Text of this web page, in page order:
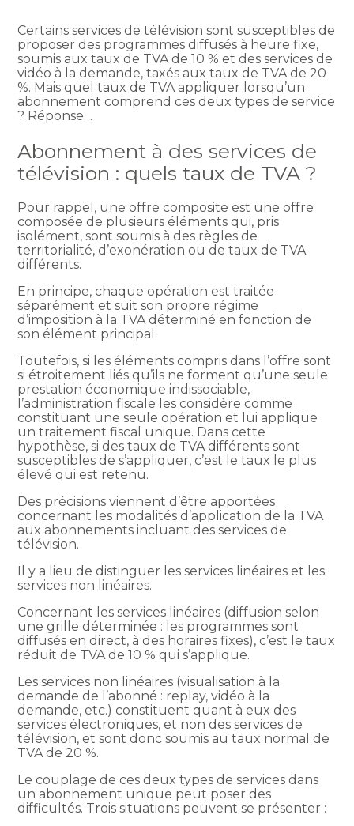
Certains services de télévision sont susceptibles de
proposer des programmes diffusés à heure fixe,
soumis aux taux de TVA de 10 % et des services de
vidéo à la demande, taxés aux taux de TVA de 20
%. Mais quel taux de TVA appliquer lorsqu’un
abonnement comprend ces deux types de service
? Réponse…
Abonnement à des services de
télévision : quels taux de TVA ?
Pour rappel, une offre composite est une offre
composée de plusieurs éléments qui, pris
isolément, sont soumis à des règles de
territorialité, d’exonération ou de taux de TVA
différents.
En principe, chaque opération est traitée
séparément et suit son propre régime
d’imposition à la TVA déterminé en fonction de
son élément principal.
Toutefois, si les éléments compris dans l’offre sont
si étroitement liés qu’ils ne forment qu’une seule
prestation économique indissociable,
l’administration fiscale les considère comme
constituant une seule opération et lui applique
un traitement fiscal unique. Dans cette
hypothèse, si des taux de TVA différents sont
susceptibles de s’appliquer, c’est le taux le plus
élevé qui est retenu.
Des précisions viennent d’être apportées
concernant les modalités d’application de la TVA
aux abonnements incluant des services de
télévision.
Il y a lieu de distinguer les services linéaires et les
services non linéaires.
Concernant les services linéaires (diffusion selon
une grille déterminée : les programmes sont
diffusés en direct, à des horaires fixes), c’est le taux
réduit de TVA de 10 % qui s’applique.
Les services non linéaires (visualisation à la
demande de l’abonné : replay, vidéo à la
demande, etc.) constituent quant à eux des
services électroniques, et non des services de
télévision, et sont donc soumis au taux normal de
TVA de 20 %.
Le couplage de ces deux types de services dans
un abonnement unique peut poser des
difficultés. Trois situations peuvent se présenter :